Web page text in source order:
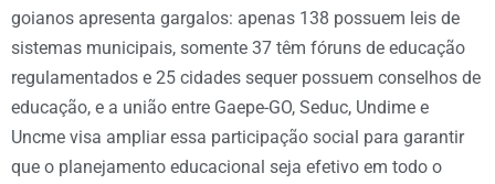
goianos apresenta gargalos: apenas 138 possuem leis de
sistemas municipais, somente 37 têm fóruns de educação
regulamentados e 25 cidades sequer possuem conselhos de
educação, e a união entre Gaepe-GO, Seduc, Undime e
Uncme visa ampliar essa participação social para garantir
que o planejamento educacional seja efetivo em todo o